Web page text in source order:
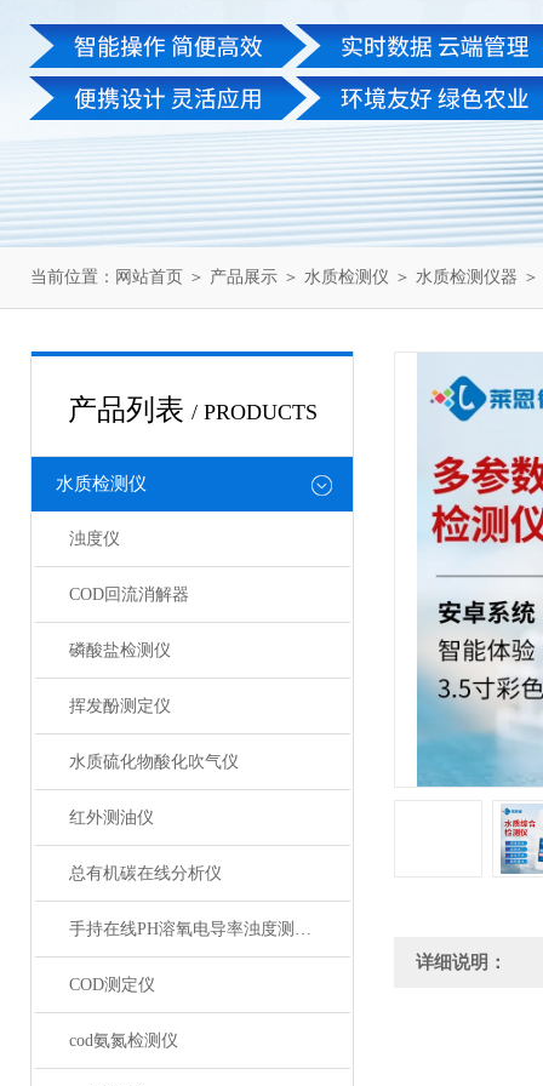
当前位置： 网站首页 ＞ 产品展示 ＞ 水质检测仪 ＞ 水质检测仪器
产品列表 / PRODUCTS
水质检测仪
浊度仪
COD回流消解器
磷酸盐检测仪
挥发酚测定仪
水质硫化物酸化吹气仪
红外测油仪
总有机碳在线分析仪
手持在线PH溶氧电导率浊度测定仪
COD测定仪
cod氨氮检测仪
详细说明：